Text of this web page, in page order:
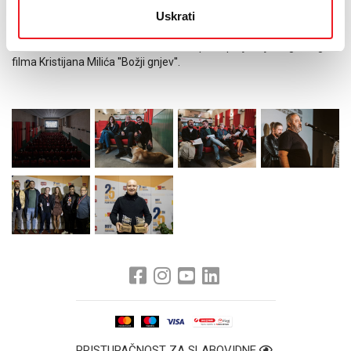
Uskrati
ljudima i šumama'', Josipa Mlakića.
filma Kristijana Milića ''Božji gnjev''.